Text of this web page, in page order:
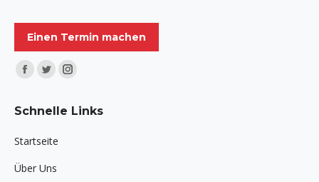
Einen Termin machen
Finden Sie uns auf:
Facebook
opens
window
Twitter
opens
window
Instagram
opens
Schnelle Links
Startseite
Über Uns